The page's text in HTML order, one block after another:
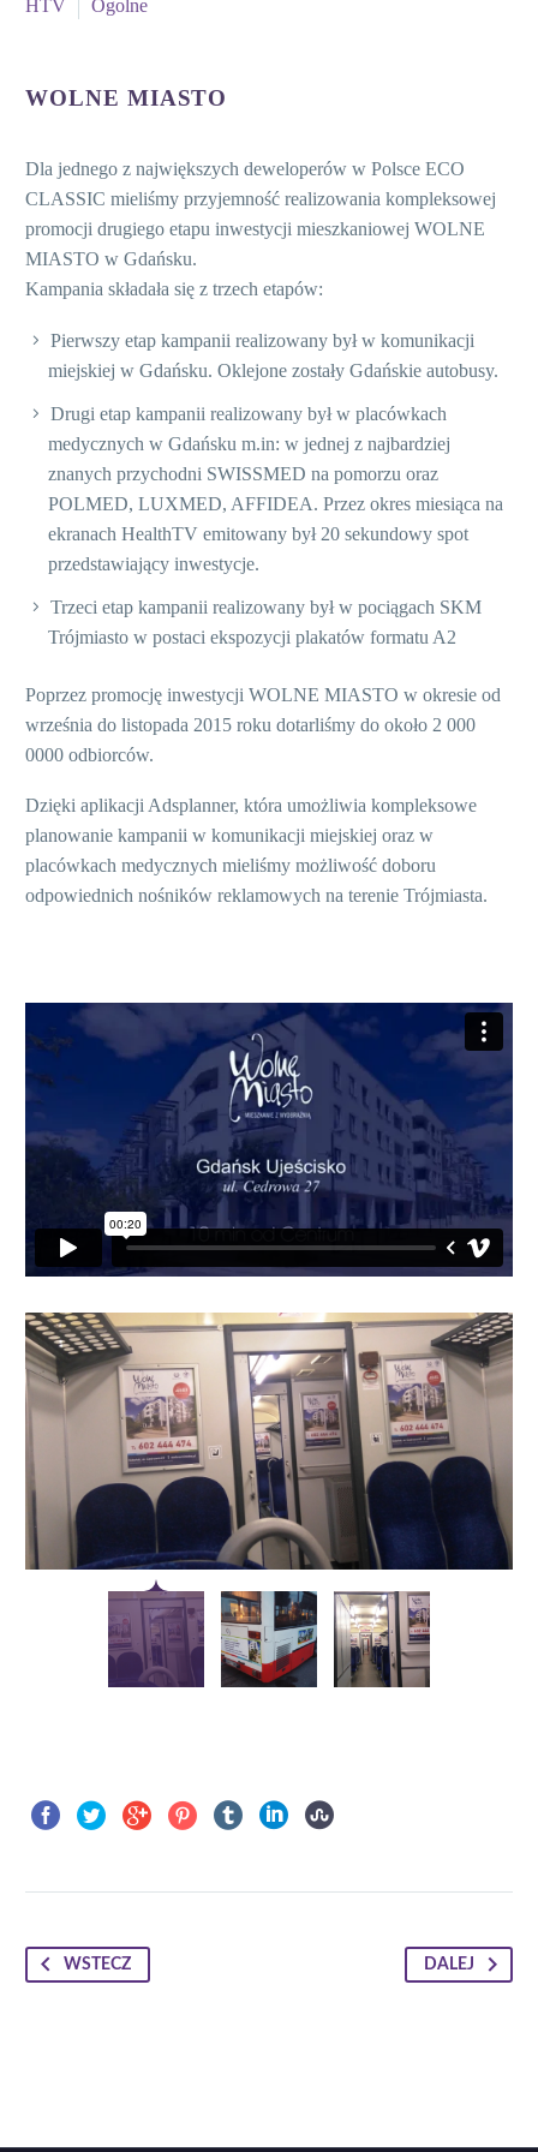
HTV
Ogolne
WOLNE MIASTO
Dla jednego z największych deweloperów w Polsce ECO
CLASSIC mieliśmy przyjemność realizowania kompleksowej
promocji drugiego etapu inwestycji mieszkaniowej WOLNE
MIASTO w Gdańsku.
Kampania składała się z trzech etapów:
Pierwszy etap kampanii realizowany był w komunikacji
miejskiej w Gdańsku. Oklejone zostały Gdańskie autobusy.
Drugi etap kampanii realizowany był w placówkach
medycznych w Gdańsku m.in: w jednej z najbardziej
znanych przychodni SWISSMED na pomorzu oraz
POLMED, LUXMED, AFFIDEA. Przez okres miesiąca na
ekranach HealthTV emitowany był 20 sekundowy spot
przedstawiający inwestycje.
Trzeci etap kampanii realizowany był w pociągach SKM
Trójmiasto w postaci ekspozycji plakatów formatu A2
Poprzez promocję inwestycji WOLNE MIASTO w okresie od
września do listopada 2015 roku dotarliśmy do około 2 000
0000 odbiorców.
Dzięki aplikacji Adsplanner, która umożliwia kompleksowe
planowanie kampanii w komunikacji miejskiej oraz w
placówkach medycznych mieliśmy możliwość doboru
odpowiednich nośników reklamowych na terenie Trójmiasta.
WSTECZ DALEJ
Definicja Digital Signage
komercyjnych, ale również w instytucjach, firmach i
plakaty, standy i banery. Poprzez specjalne
oprogramowanie i łącze internetowe możemy w
dowolnym momencie zmieniać treści na ekranach i
dostosowywać je do aktualnych potrzeb oraz
charakterystyki odbiorców, w tym wprowadzać
elementy interaktywne.
Digital Signage Content
to cyfrowe treści (informacje,
reklamy i inne komunikaty) oraz wizualny sposób ich
prezentacji, które są umieszczane w pętli programowej
i wyświetlane na nośnikach Digital signage,
określanych również jako public displays. Content
neutralny dostarczany przez Admotion to ciekawe i
wyselekcjonowane treści, na które składają się m.in.
wiadomości z kraju i świata, prognoza pogody, kursy
walut, ciekawostki, porady, newsy z popularnych
Digital Signage Softwareto oprogramowanie
umożliwiające zdalne zarządzanie systemem Digital
signage. W skrócie jest to aplikacja komunikująca się z
serwerem Digital signage, na którym przechowywane
są dane multimedialne, umożliwiające programowanie
wyświetlanych treści. Oprogramowanie pozwala na
Digital Signage Hardwareto zestaw służący do
wizualnego przekazu kierunkowego, w skład którego
wchodzi Player (wybrany model komputera, na którym
pracuje oprogramowanie Digital signage),
wyświetlacze elektroniczne (LCD, LED, display
plazma, projektory multimedialne) oraz elementy
konstrukcyjne. Nowoczesne rozwiązania wykorzystują
technologie Kinect, czy Leap Motion, które rozpoznają
gesty odbiorcy.